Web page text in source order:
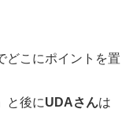
どこにポイントを置
と後にUDAさんは